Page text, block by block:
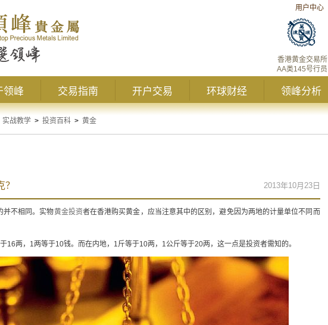
用户中心
香港黄金交易所
AA类145号行员
领峰 交易指南 开户交易 环球财经 领峰分析
实战教学 > 投资百科 > 黄金
2013年10月23日
并不相同。实物黄金投资者在香港购买黄金，应当注意其中的区别，避免因为两地的计量单位不同而
16两，1两等于10钱。而在内地，1斤等于10两，1公斤等于20两，这一点是投资者需知的。